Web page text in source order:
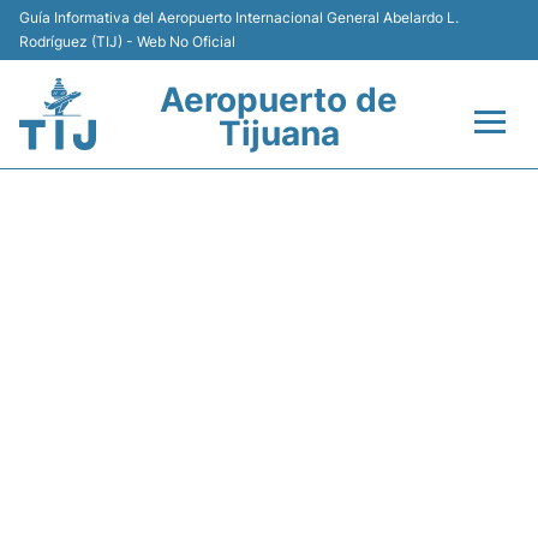
Guía Informativa del Aeropuerto Internacional General Abelardo L.
Rodríguez (TIJ) - Web No Oficial
Aeropuerto de
Tijuana